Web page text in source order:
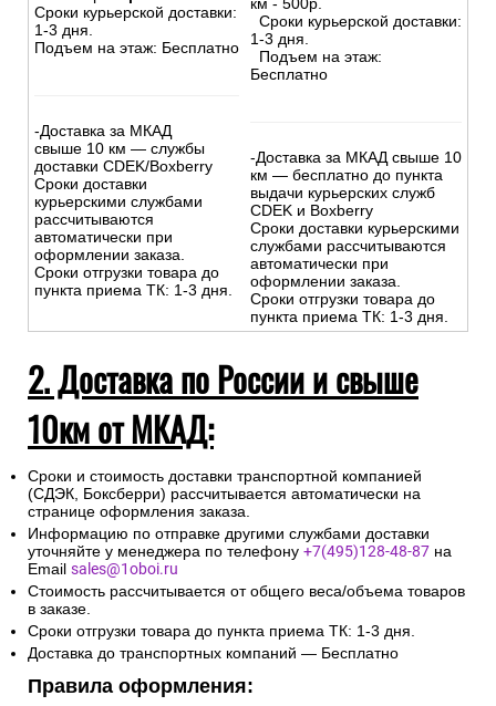
Сроки курьерской доставки:
1-3 дня.
Подъем на этаж: Бесплатно
-Доставка за МКАД
свыше 10 км — службы
доставки CDEK/Boxberry
Сроки доставки
курьерскими службами
рассчитываются
автоматически при
оформлении заказа.
Сроки отгрузки товара до
пункта приема ТК: 1-3 дня.
км - 500р.
Сроки курьерской доставки:
1-3 дня.
Подъем на этаж:
Бесплатно
-Доставка за МКАД свыше 10
км — бесплатно до пункта
выдачи курьерских служб
CDEK и Boxberry
Сроки доставки курьерскими
службами рассчитываются
автоматически при
оформлении заказа.
Сроки отгрузки товара до
пункта приема ТК: 1-3 дня.
2. Доставка по России и свыше
10км от МКАД:
Сроки и стоимость доставки транспортной компанией
(СДЭК, Боксберри) рассчитывается автоматически на
странице оформления заказа.
Информацию по отправке другими службами доставки
уточняйте у менеджера по телефону +7(495)128-48-87 на
Email sales@1oboi.ru
Стоимость рассчитывается от общего веса/объема товаров
в заказе.
Сроки отгрузки товара до пункта приема ТК: 1-3 дня.
Доставка до транспортных компаний — Бесплатно
Правила оформления: